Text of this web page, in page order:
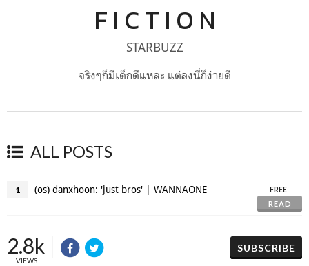
F I C T I O N
STARBUZZ
จริงๆก็มีเด็กดีแหละ แต่ลงนี่ก็ง่ายดี
ALL POSTS
1 (os) danxhoon: 'just bros' | WANNAONE
FREE
READ
2.8k
VIEWS
SUBSCRIBE